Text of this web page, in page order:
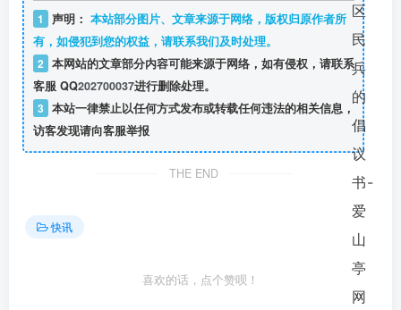
1 声明： 本站部分图片、文章来源于网络，版权归原作者所
有，如侵犯到您的权益，请联系我们及时处理。
2 本网站的文章部分内容可能来源于网络，如有侵权，请联系
客服 QQ202700037进行删除处理。
3 本站一律禁止以任何方式发布或转载任何违法的相关信息，
访客发现请向客服举报
THE END
快讯
喜欢的话，点个赞呗！